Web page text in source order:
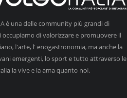
è una delle community più grandi di
occupiamo di valorizzare e promuovere il
l'arte, l' enogastronomia, ma anche la
emergenti, lo sport e tutto attraverso le
la vive e la ama quanto noi.